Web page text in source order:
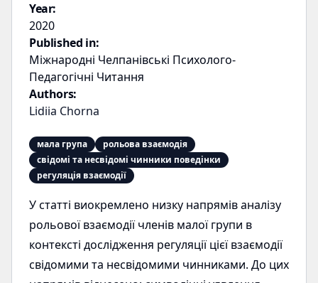
Year:
2020
Published in:
Міжнародні Челпанівські Психолого-
Педагогічні Читання
Authors:
Lidiia Chorna
мала група
рольова взаємодія
свідомі та несвідомі чинники поведінки
регуляція взаємодії
У статті виокремлено низку напрямів аналізу
рольової взаємодії членів малої групи в
контексті дослідження регуляції цієї взаємодії
свідомими та несвідомими чинниками. До цих